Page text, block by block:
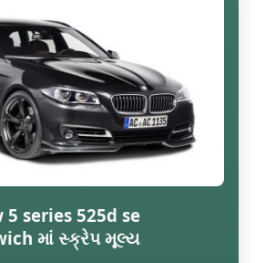
5 series 525d se
માં સ્ક્રેપ મૂલ્ય